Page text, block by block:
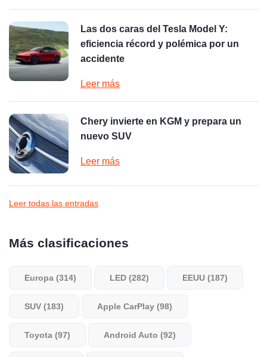
Las dos caras del Tesla Model Y:
eficiencia récord y polémica por un
accidente
Leer más
Chery invierte en KGM y prepara un
nuevo SUV
Leer más
Leer todas las entradas
Más clasificaciones
Europa (314) LED (282) EEUU (187)
SUV (183) Apple CarPlay (98)
Toyota (97) Android Auto (92)